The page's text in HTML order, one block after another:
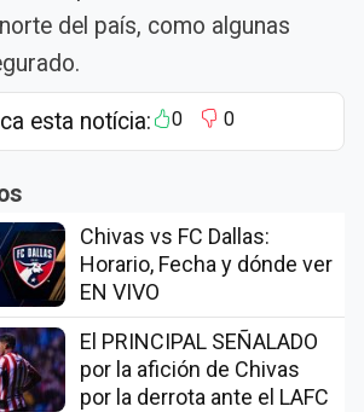
del país, como algunas
esta notícia: 0 0
Chivas vs FC Dallas:
Horario, Fecha y dónde ver
EN VIVO
El PRINCIPAL SEÑALADO
por la afición de Chivas
por la derrota ante el LAFC